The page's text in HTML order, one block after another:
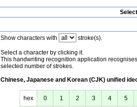
Show characters with stroke(s).
Select a character by clicking it.
This handwriting recognition application
selected number of strokes.
Chinese, Japanese and Korean (CJK) unified
hex 0 1 2 3 4 5